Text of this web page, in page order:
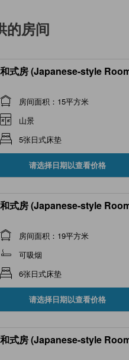
的房间
和式房 (Japanese-style
房间面积：15平方米
山景
5张日式床垫
请选择日期以查看价格
和式房 (Japanese-style
房间面积：19平方米
可吸烟
6张日式床垫
请选择日期以查看价格
和式房 (Japanese-style